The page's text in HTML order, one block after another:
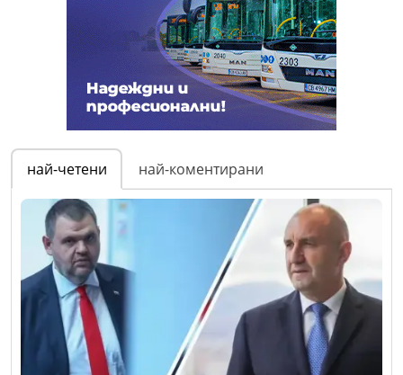
най-четени най-коментирани